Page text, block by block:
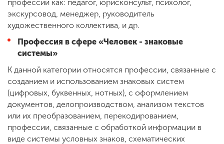
профессии как: педагог, юрисконсульт, психолог,
экскурсовод, менеджер, руководитель
художественного коллектива, и др.
Профессия в сфере «Человек - знаковые
системы»
К данной категории относятся профессии, связанные с
созданием и использованием знаковых систем
(цифровых, буквенных, нотных), с оформлением
документов, делопроизводством, анализом текстов
или их преобразованием, перекодированием,
профессии, связанные с обработкой информации в
виде системы условных знаков, схематических